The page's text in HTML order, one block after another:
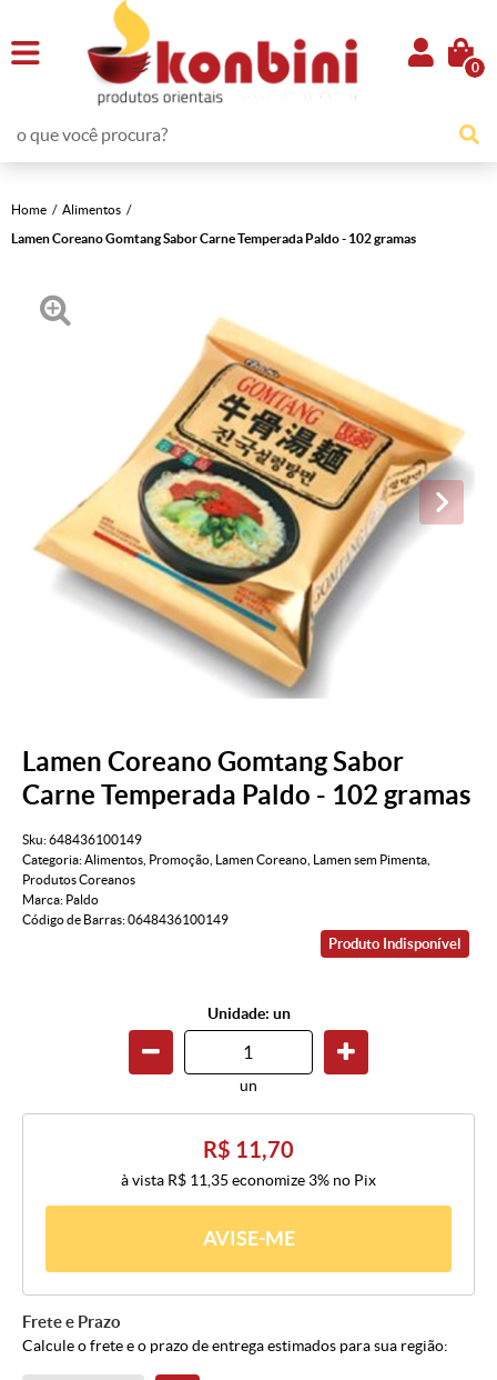
0
Home
Alimentos
Lamen Coreano Gomtang Sabor Carne Temperada Paldo - 102 gramas
Lamen Coreano Gomtang Sabor
Carne Temperada Paldo - 102 gramas
Sku:648436100149
Categoria:Alimentos Promoção Lamen Coreano Lamen sem Pimenta
Produtos Coreanos
Marca: Paldo
Código de Barras:0648436100149
Produto Indisponível
Unidade: un
un
R$ 11,70
à vista R$ 11,35 economize 3% no Pix
AVISE-ME
Frete e Prazo
Calcule o frete e o prazo de entrega estimados para sua região: